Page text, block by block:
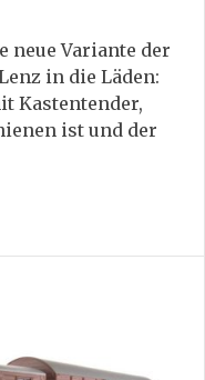
neue Variante der
in die Läden:
Kastentender,
ist und der